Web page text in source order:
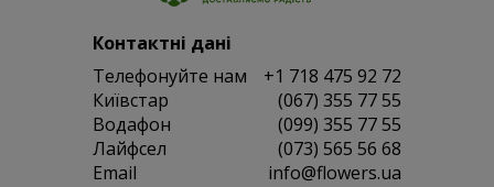
Контактні дані
Телефонуйте нам
+1 718 475 92 72
Київстар
(067) 355 77 55
Водафон
(099) 355 77 55
Лайфсел
(073) 565 56 68
Email
info@flowers.ua